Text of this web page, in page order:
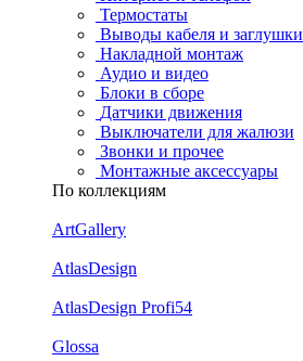
Термостаты
Выводы кабеля и заглушки
Накладной монтаж
Аудио и видео
Блоки в сборе
Датчики движения
Выключатели для жалюзи
Звонки и прочее
Монтажные аксессуары
По коллекциям
ArtGallery
AtlasDesign
AtlasDesign Profi54
Glossa